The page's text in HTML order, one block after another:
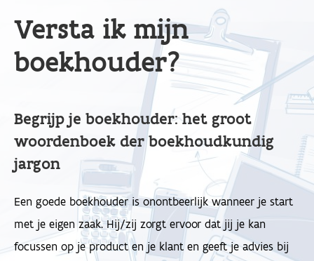
Versta ik mijn
boekhouder?
Begrijp je boekhouder: het groot
woordenboek der boekhoudkundig
jargon
Een goede boekhouder is onontbeerlijk wanneer je start
met je eigen zaak. Hij/zij zorgt ervoor dat jij je kan
focussen op je product en je klant en geeft je advies bij